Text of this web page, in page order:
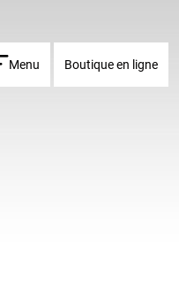
Menu Boutique en ligne